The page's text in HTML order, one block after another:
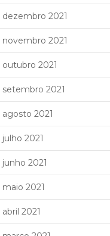
dezembro 2021
novembro 2021
outubro 2021
setembro 2021
agosto 2021
julho 2021
junho 2021
maio 2021
abril 2021